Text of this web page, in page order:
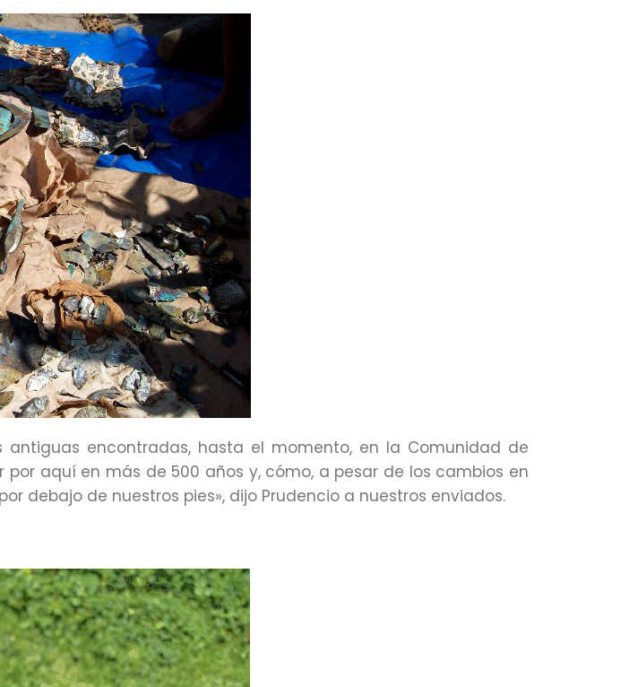
encontradas, hasta el momento, en la Comunidad de
aquí en más de 500 años y, cómo, a pesar de los cambios en
debajo de nuestros pies», dijo Prudencio a nuestros enviados.